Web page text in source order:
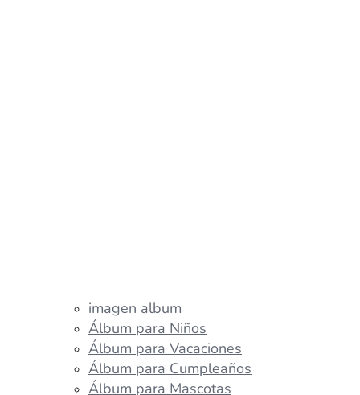
imagen album
Álbum para Niños
Álbum para Vacaciones
Álbum para Cumpleaños
Álbum para Mascotas